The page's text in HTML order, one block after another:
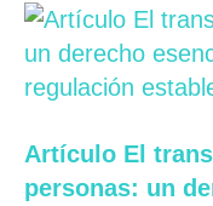
Artículo El
personas: un